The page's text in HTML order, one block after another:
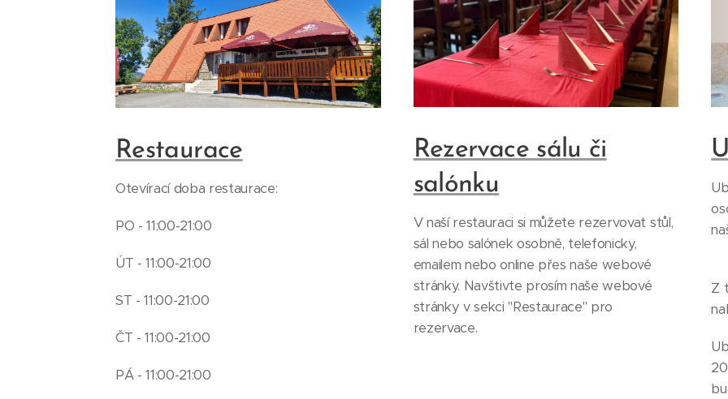
Restaurace
Otevírací doba restaurace:
PO - 11:00-21:00
ÚT - 11:00-21:00
ST - 11:00-21:00
ČT - 11:00-21:00
PÁ - 11:00-21:00
Rezervace sálu či
salónku
V naší restauraci si můžete rezervovat stůl,
sál nebo salónek osobně, telefonicky,
emailem nebo online přes naše webové
stránky. Navštivte prosím naše webové
stránky v sekci "Restaurace" pro
rezervace.
Z